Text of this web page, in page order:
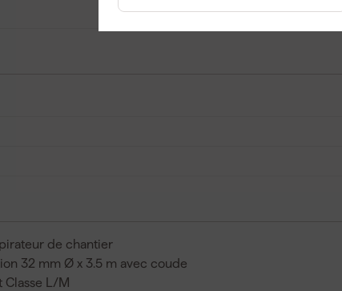
de chantier
32 mm Ø x 3.5 m avec coude
Classe L/M